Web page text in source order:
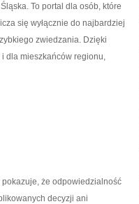
To portal dla osób, które
się wyłącznie do najbardziej
zwiedzania. Dzięki
dla mieszkańców regionu,
że odpowiedzialność
decyzji ani